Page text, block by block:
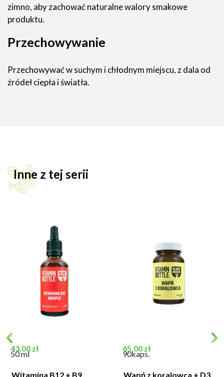
zimno, aby zachować naturalne walory smakowe
produktu.
Przechowywanie
Przechowywać w suchym i chłodnym miejscu, z dala od
źródeł ciepła i światła.
Inne z tej serii
Cena
43,00 zł
50 ml
Witamina B12 + B9
Cena
65,00 zł
90kaps.
Wapń z koralowca + D3